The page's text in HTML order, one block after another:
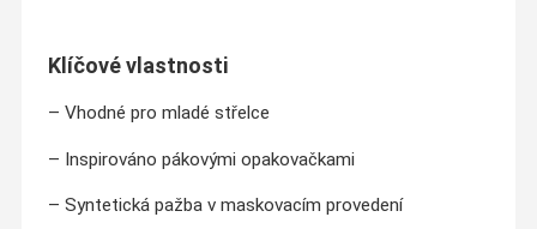
Klíčové vlastnosti
– Vhodné pro mladé střelce
– Inspirováno pákovými opakovačkami
– Syntetická pažba v maskovacím provedení